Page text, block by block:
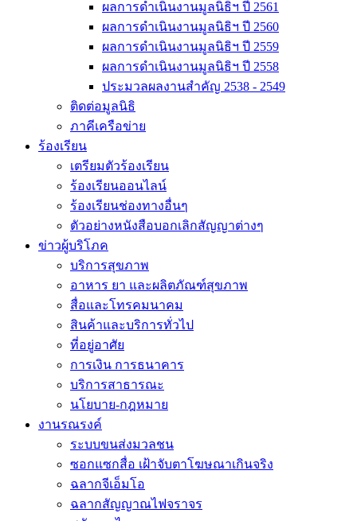
ผลการดำเนินงานมูลนิธิฯ ปี 2561
ผลการดำเนินงานมูลนิธิฯ ปี 2560
ผลการดำเนินงานมูลนิธิฯ ปี 2559
ผลการดำเนินงานมูลนิธิฯ ปี 2558
ประมวลผลงานสำคัญ 2538 - 2549
ติดต่อมูลนิธิ
ภาคีเครือข่าย
ร้องเรียน
เตรียมตัวร้องเรียน
ร้องเรียนออนไลน์
ร้องเรียนช่องทางอื่นๆ
ตัวอย่างหนังสือบอกเลิกสัญญาต่างๆ
ข่าวผู้บริโภค
บริการสุขภาพ
อาหาร ยา และผลิตภัณฑ์สุขภาพ
สื่อและโทรคมนาคม
สินค้าและบริการทั่วไป
ที่อยู่อาศัย
การเงิน การธนาคาร
บริการสาธารณะ
นโยบาย-กฎหมาย
งานรณรงค์
ระบบขนส่งมวลชน
ซอกแซกสื่อ เฝ้าจับตาโฆษณาเกินจริง
ฉลากจีเอ็มโอ
ฉลากสัญญาณไฟจราจร